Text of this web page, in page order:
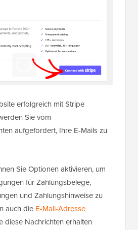
erfolgreich mit Stripe
Sie vom
aufgefordert, Ihre E-Mails zu
Sie Optionen aktivieren, um
für Zahlungsbelege,
und Zahlungshinweise zu
auch die E-Mail-Adresse
diese Nachrichten erhalten